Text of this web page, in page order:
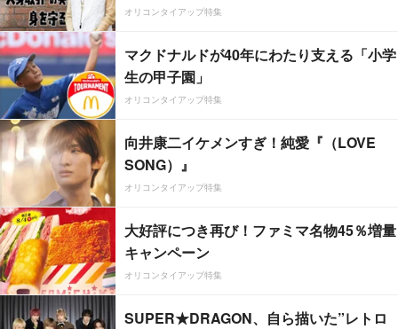
オリコンタイアップ特集
マクドナルドが40年にわたり支える「小学
生の甲子園」
オリコンタイアップ特集
向井康二イケメンすぎ！純愛『（LOVE
SONG）』
オリコンタイアップ特集
大好評につき再び！ファミマ名物45％増量
キャンペーン
オリコンタイアップ特集
SUPER★DRAGON、自ら描いた”レトロ